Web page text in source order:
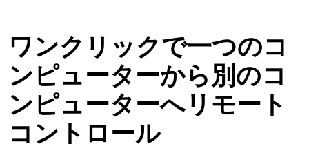
ワンクリックで一つのコ
ンピューターから別のコ
ンピューターへリモート
コントロール